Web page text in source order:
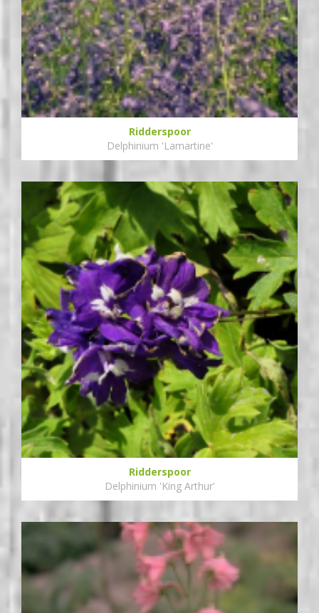
Ridderspoor
Delphinium 'Lamartine'
Ridderspoor
Delphinium 'King Arthur'